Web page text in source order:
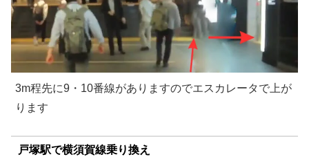
3m程先に9・10番線がありますのでエスカレータで上が
ります
戸塚駅で横須賀線乗り換え